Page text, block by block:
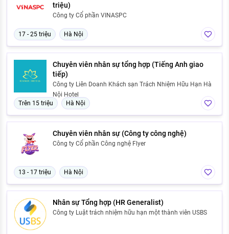
triệu)
Công ty Cổ phần VINASPC
17 - 25 triệu Hà Nội
Chuyên viên nhân sự tổng hợp (Tiếng Anh giao
tiếp)
Công ty Liên Doanh Khách sạn Trách Nhiệm Hữu Hạn Hà
Nội Hotel
Trên 15 triệu
Hà Nội
Chuyên viên nhân sự (Công ty công nghệ)
Công ty Cổ phần Công nghệ Flyer
13 - 17 triệu Hà Nội
Nhân sự Tổng hợp (HR Generalist)
Công ty Luật trách nhiệm hữu hạn một thành viên USBS